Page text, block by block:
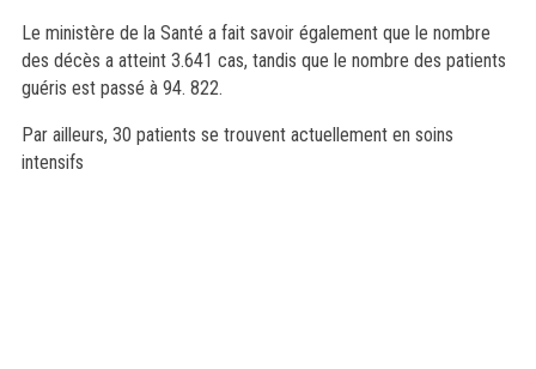
Le ministère de la Santé a fait savoir également que le nombre
des décès a atteint 3.641 cas, tandis que le nombre des patients
guéris est passé à 94. 822.
Par ailleurs, 30 patients se trouvent actuellement en soins
intensifs